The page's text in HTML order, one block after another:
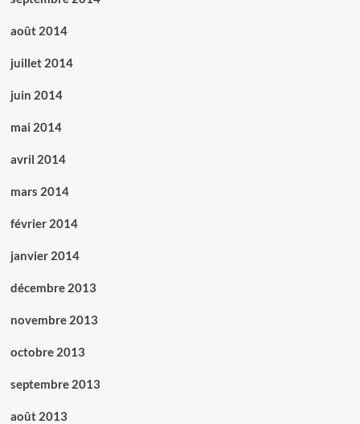
août 2014
juillet 2014
juin 2014
mai 2014
avril 2014
mars 2014
février 2014
janvier 2014
décembre 2013
novembre 2013
octobre 2013
septembre 2013
août 2013